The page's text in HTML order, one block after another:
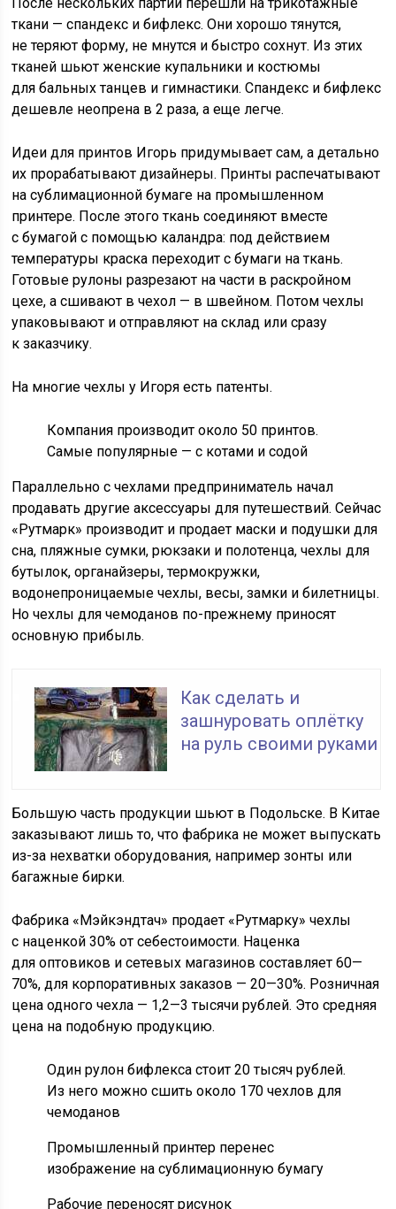
ткани — спандекс и бифлекс. Они хорошо тянутся,
не теряют форму, не мнутся и быстро сохнут. Из этих
тканей шьют женские купальники и костюмы
для бальных танцев и гимнастики. Спандекс и бифлекс
дешевле неопрена в 2 раза, а еще легче.
Идеи для принтов Игорь придумывает сам, а детально
их прорабатывают дизайнеры. Принты распечатывают
на сублимационной бумаге на промышленном
принтере. После этого ткань соединяют вместе
с бумагой с помощью каландра: под действием
температуры краска переходит с бумаги на ткань.
Готовые рулоны разрезают на части в раскройном
цехе, а сшивают в чехол — в швейном. Потом чехлы
упаковывают и отправляют на склад или сразу
к заказчику.
На многие чехлы у Игоря есть патенты.
Компания производит около 50 принтов.
Самые популярные — с котами и содой
Параллельно с чехлами предприниматель начал
продавать другие аксессуары для путешествий. Сейчас
«Рутмарк» производит и продает маски и подушки для
сна, пляжные сумки, рюкзаки и полотенца, чехлы для
бутылок, органайзеры, термокружки,
водонепроницаемые чехлы, весы, замки и билетницы.
Но чехлы для чемоданов по-прежнему приносят
основную прибыль.
Как сделать и
зашнуровать оплётку
на руль своими руками
Большую часть продукции шьют в Подольске. В Китае
заказывают лишь то, что фабрика не может выпускать
из-за нехватки оборудования, например зонты или
багажные бирки.
Фабрика «Мэйкэндтач» продает «Рутмарку» чехлы
с наценкой 30% от себестоимости. Наценка
для оптовиков и сетевых магазинов составляет 60—
70%, для корпоративных заказов —20—30%. Розничная
цена одного чехла — 1,2—3 тысячи рублей. Это средняя
цена на подобную продукцию.
Один рулон бифлекса стоит 20 тысяч рублей.
Из него можно сшить около 170 чехлов для
чемоданов
Промышленный принтер перенес
изображение на сублимационную бумагу
Рабочие переносят рисунок